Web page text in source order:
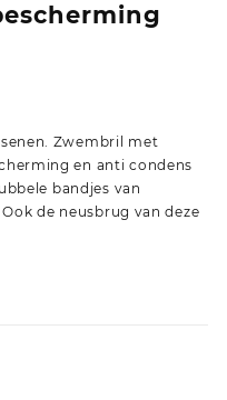
Zwembril met
en anti condens
bandjes van
de neusbrug van deze